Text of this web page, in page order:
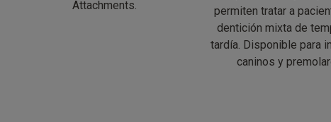
Attachments.
permiten tratar a
dentición mixta de
tardía. Disponible para
caninos y